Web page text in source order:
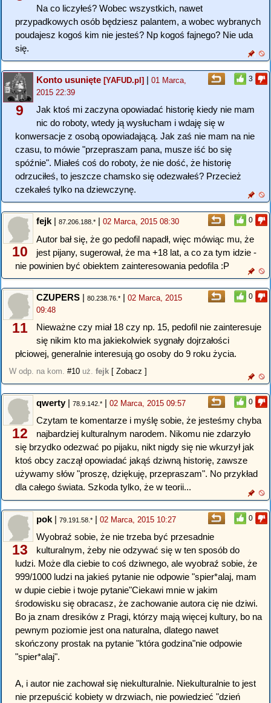
Na co liczyłeś? Wobec wszystkich, nawet
przypadkowych osób będziesz palantem, a wobec wybranych
poudajesz kogoś kim nie jesteś? Np kogoś fajnego? Nie uda
się.
3
9
Konto usunięte [YAFUD.pl] | 01 Marca,
2015 22:39
Jak ktoś mi zaczyna opowiadać historię kiedy nie mam
nic do roboty, wtedy ją wysłucham i wdaję się w
konwersacje z osobą opowiadającą. Jak zaś nie mam na nie
czasu, to mówie "przepraszam pana, musze iść bo się
spóźnie". Miałeś coś do roboty, że nie dość, że historię
odrzuciłeś, to jeszcze chamsko się odezwałeś? Przecież
czekałeś tylko na dziewczynę.
0
10
fejk | 87.206.188.* | 02 Marca, 2015 08:30
Autor bał się, że go pedofil napadł, więc mówiąc mu, że
jest pijany, sugerował, że ma +18 lat, a co za tym idzie -
nie powinien być obiektem zainteresowania pedofila :P
0
11
CZUPERS | 80.238.76.* | 02 Marca, 2015
09:48
Nieważne czy miał 18 czy np. 15, pedofil nie zainteresuje
się nikim kto ma jakiekolwiek sygnały dojrzałości
płciowej, generalnie interesują go osoby do 9 roku życia.
W odp. na kom. #10 uż. fejk [ Zobacz ]
0
12
qwerty| 78.9.142.* | 02 Marca, 2015 09:57
Czytam te komentarze i myślę sobie, że jesteśmy chyba
najbardziej kulturalnym narodem. Nikomu nie zdarzyło
się brzydko odezwać po pijaku, nikt nigdy się nie wkurzył jak
ktoś obcy zaczął opowiadać jakąś dziwną historię, zawsze
używamy słów "proszę, dziękuję, przepraszam". No przykład
dla całego świata. Szkoda tylko, że w teorii...
0
13
pok | 79.191.58.* | 02 Marca, 2015 10:27
Wyobraź sobie, że nie trzeba być przesadnie
kulturalnym, żeby nie odzywać się w ten sposób do
ludzi. Może dla ciebie to coś dziwnego, ale wyobraź sobie, że
999/1000 ludzi na jakieś pytanie nie odpowie "spier*alaj, mam
w dupie ciebie i twoje pytanie"Ciekawi mnie w jakim
środowisku się obracasz, że zachowanie autora cię nie dziwi.
Bo ja znam dresików z Pragi, którzy mają więcej kultury, bo na
pewnym poziomie jest ona naturalna, dlatego nawet
skończony prostak na pytanie "która godzina"nie odpowie
"spier*alaj".
A, i autor nie zachował się niekulturalnie. Niekulturalnie to jest
nie przepuścić kobiety w drzwiach, nie powiedzieć "dzień